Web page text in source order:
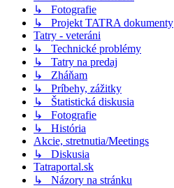
↳ Fotografie
↳ Projekt TATRA dokumenty
Tatry - veteráni
↳ Technické problémy
↳ Tatry na predaj
↳ Zháňam
↳ Príbehy, zážitky
↳ Štatistická diskusia
↳ Fotografie
↳ História
Akcie, stretnutia/Meetings
↳ Diskusia
Tatraportal.sk
↳ Názory na stránku